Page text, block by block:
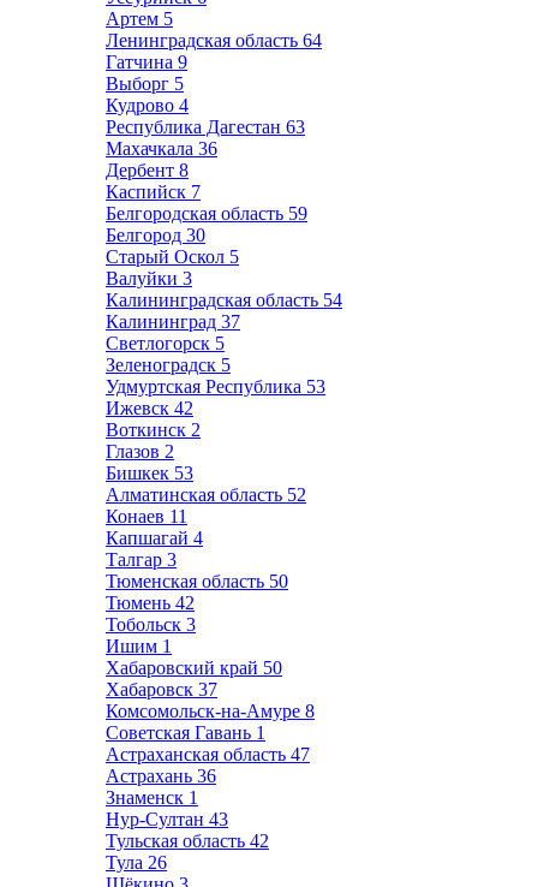
Артем 5
Ленинградская область 64
Гатчина 9
Выборг 5
Кудрово 4
Республика Дагестан 63
Махачкала 36
Дербент 8
Каспийск 7
Белгородская область 59
Белгород 30
Старый Оскол 5
Валуйки 3
Калининградская область 54
Калининград 37
Светлогорск 5
Зеленоградск 5
Удмуртская Республика 53
Ижевск 42
Воткинск 2
Глазов 2
Бишкек 53
Алматинская область 52
Конаев 11
Капшагай 4
Талгар 3
Тюменская область 50
Тюмень 42
Тобольск 3
Ишим 1
Хабаровский край 50
Хабаровск 37
Комсомольск-на-Амуре 8
Советская Гавань 1
Астраханская область 47
Астрахань 36
Знаменск 1
Нур-Султан 43
Тульская область 42
Тула 26